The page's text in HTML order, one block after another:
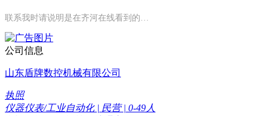
联系我时请说明是在齐河在线看到的…
公司信息
山东盾牌数控机械有限公司
执照
仪器仪表/工业自动化 | 民营 | 0-49人